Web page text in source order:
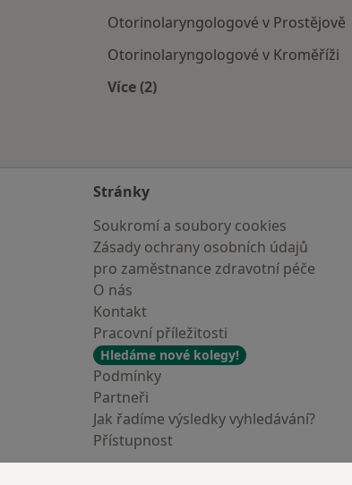
Otorinolaryngologové v Prostějově
Otorinolaryngologové v Kroměříži
Více (2)
Stránky
Soukromí a soubory cookies
Zásady ochrany osobních údajů
pro zaměstnance zdravotní péče
O nás
Kontakt
Pracovní příležitosti
Hledáme nové kolegy!
Podmínky
Partneři
Jak řadíme výsledky vyhledávání?
Přístupnost